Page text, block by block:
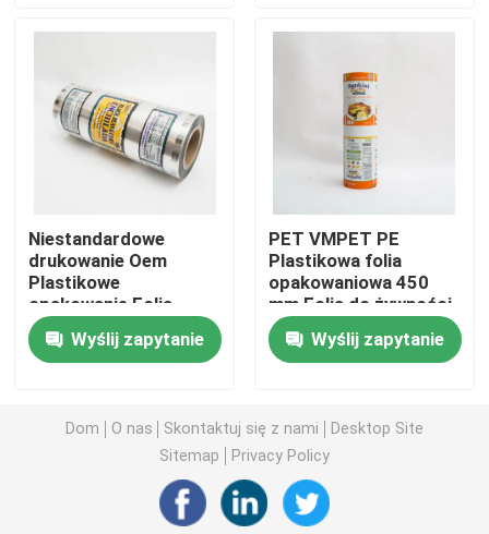
Torby do pakowania kawy
Torba do pakowania karmy dla zwierząt domowych
Pokrowiec na stojąco
Folia do pakowania żywności
Opakowania na żywność nadające się do recyklingu
Drukowana folia pokrywająca
Folia do pakowania z tworzyw sztucznych
Niestandardowe
drukowanie Oem
Plastikowe
opakowanie Folia
rolkowa Folia
laminowana
spożywcza
Wyślij zapytanie
PET VMPET PE
Plastikowa folia
opakowaniowa 450
mm Folia do żywności
Wysoka bariera
Wyślij zapytanie
Dom O nas Skontaktuj się z nami
Desktop Site
Sitemap
Privacy Policy